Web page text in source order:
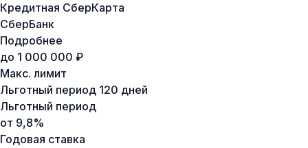
Кредитная СберКарта
СберБанк
Подробнее
до 1 000 000 ₽
Макс. лимит
Льготный период 120 дней
Льготный период
от 9,8%
Годовая ставка